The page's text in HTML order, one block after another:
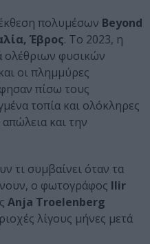
πολυμέσων Beyond
Έβρος. Το 2023, η
ολέθριων φυσικών
οι πλημμύρες
πίσω τους
τοπία και ολόκληρες
και την
τι συμβαίνει όταν τα
ο φωτογράφος Ilir
Anja Troelenberg
λίγους μήνες μετά